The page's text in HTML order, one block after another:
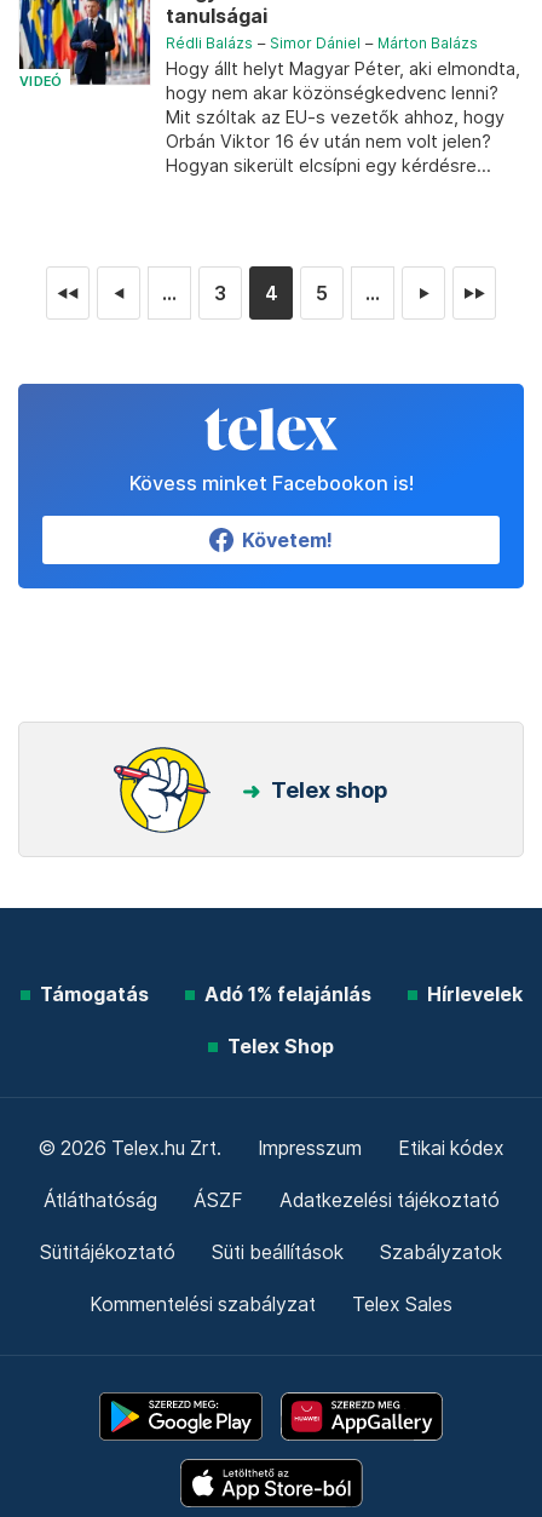
VIDEÓ
tanulságai
Rédli Balázs – Simor Dániel – Márton Balázs
Hogy állt helyt Magyar Péter, aki elmondta,
hogy nem akar közönségkedvenc lenni?
Mit szóltak az EU-s vezetők ahhoz, hogy
Orbán Viktor 16 év után nem volt jelen?
Hogyan sikerült elcsípni egy kérdésre...
◄◄ ◄ ... 3 4 5 ... ► ►►
Kövess minket Facebookon is!
Követem!
Telex shop
Támogatás Adó 1% felajánlás Hírlevelek
Telex Shop
© 2026 Telex.hu Zrt. Impresszum Etikai kódex
Átláthatóság ÁSZF Adatkezelési tájékoztató
Sütitájékoztató Süti beállítások Szabályzatok
Kommentelési szabályzat Telex Sales